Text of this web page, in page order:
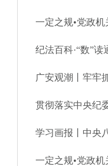
一定之规•党政
纪法百科·“数”读
广安观潮丨牢牢
贯彻落实中央纪
学习画报丨中央
一定之规•党政